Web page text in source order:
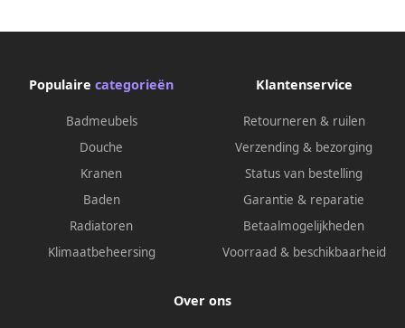
Populaire categorieën
Badmeubels
Douche
Kranen
Baden
Radiatoren
Klimaatbeheersing
Klantenservice
Retourneren & ruilen
Verzending & bezorging
Status van bestelling
Garantie & reparatie
Betaalmogelijkheden
Voorraad & beschikbaarheid
Over ons